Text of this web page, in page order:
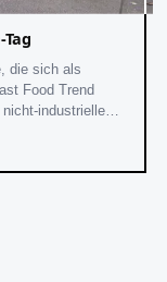
die sich als
Food Trend
industrielle